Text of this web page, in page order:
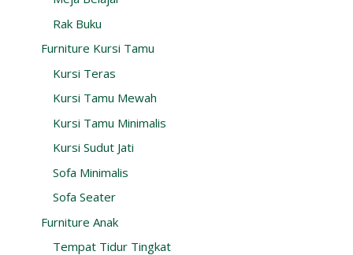
Rak Buku
Furniture Kursi Tamu
Kursi Teras
Kursi Tamu Mewah
Kursi Tamu Minimalis
Kursi Sudut Jati
Sofa Minimalis
Sofa Seater
Furniture Anak
Tempat Tidur Tingkat